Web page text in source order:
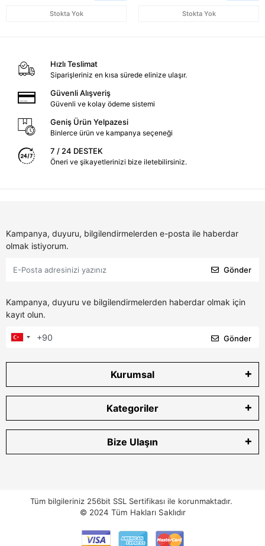
Stokta Yok Stokta Yok
Hızlı Teslimat
Siparişleriniz en kısa sürede elinize ulaşır.
Güvenli Alışveriş
Güvenli ve kolay ödeme sistemi
Geniş Ürün Yelpazesi
Binlerce ürün ve kampanya seçeneği
7 / 24 DESTEK
Öneri ve şikayetlerinizi bize iletebilirsiniz.
Kampanya, duyuru, bilgilendirmelerden e-posta ile haberdar
olmak istiyorum.
Gönder
Kampanya, duyuru ve bilgilendirmelerden haberdar olmak için
kayıt olun.
Gönder
Kurumsal
Kategoriler
Bize Ulaşın
Tüm bilgileriniz 256bit SSL Sertifikası ile korunmaktadır.
© 2024 Tüm Hakları Saklıdır